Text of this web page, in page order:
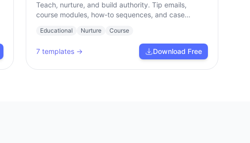
Teach, nurture, and build authority. Tip emails,
course modules, how-to sequences, and case
Educational Nurture Course
7templates → Download Free